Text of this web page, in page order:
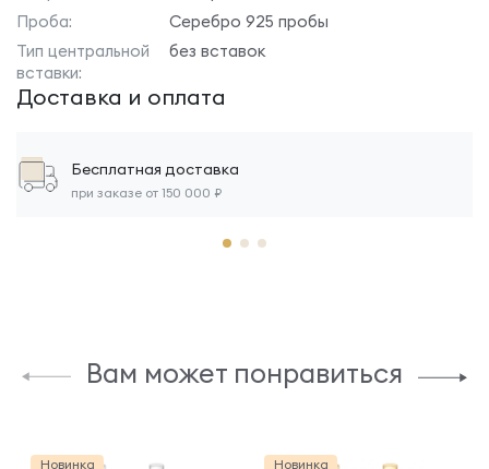
Проба:
Серебро 925 пробы
Тип центральной
вставки:
без вставок
Доставка и оплата
Бесплатная доставка
при заказе от 150 000 ₽
Вам может понравиться
Новинка Новинка